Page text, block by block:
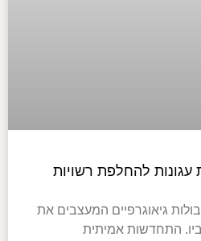
להחלפת רשויות
גיאוגרפיים המעצבים את
התחדשות אמיתית